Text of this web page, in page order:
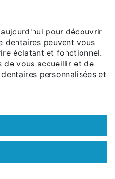
pour découvrir
dentaires peuvent vous
éclatant et fonctionnel.
de vous accueillir et de
personnalisées et